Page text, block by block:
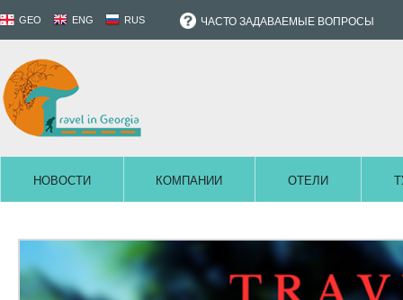
GEO ENG RUS ЧАСТО ЗАДАВАЕМЫЕ ВОПРОСЫ
НОВОСТИ КОМПАНИИ ОТЕЛИ